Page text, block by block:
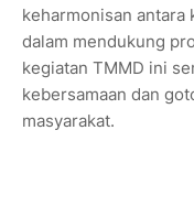
keharmonisan
dalam mendukung
kegiatan TMMD ini
kebersamaan dan
masyarakat.